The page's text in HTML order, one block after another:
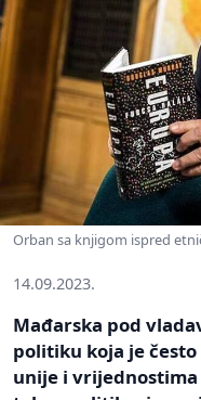
Orban sa knjigom ispred
14.09.2023.
Mađarska pod
politiku koja je
unije i vrijednostima